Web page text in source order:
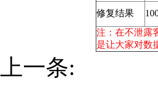
修复结果
注：在不泄露
是让大家对数
上一条: